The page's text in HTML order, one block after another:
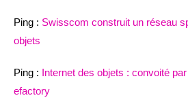
Ping : Swisscom construit un réseau
objets
Ping : Internet des objets : convoité
efactory